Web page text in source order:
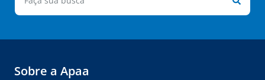
Sobre a Apaa